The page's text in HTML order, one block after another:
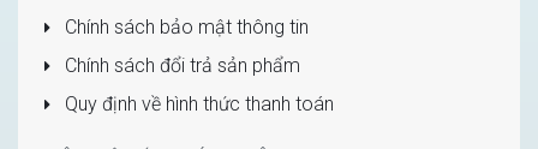
Chính sách bảo mật thông tin
Chính sách đổi trả sản phẩm
Quy định về hình thức thanh toán